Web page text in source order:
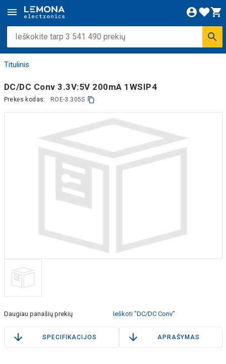
Titulinis
DC/DC Conv 3.3V:5V 200mA 1WSIP4
Prekės kodas: ROE-3.305S
Daugiau panašių prekių Ieškoti "DC/DC Conv"
SPECIFIKACIJOS APRAŠYMAS